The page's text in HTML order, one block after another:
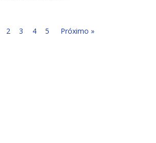
2 3 4 5 Próximo »